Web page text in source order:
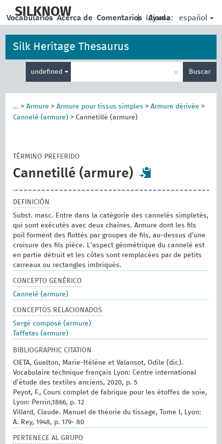
main
SILKNOW | Idioma: español
Vocabularios Acerca de Comentarios Ayuda
Silk Heritage Thesaurus
undefined × Buscar
... >Armure >Armure pour tissus simples >Armure dérivée >
Cannelé (armure) > Cannetillé (armure)
TÉRMINO PREFERIDO
Cannetillé (armure)
DEFINICIÓN
Subst. masc. Entre dans la catégorie des cannelés simpletés,
qui sont exécutés avec deux chaînes. Armure dont les fils
poil forment des flottés par groupes de fils, au-dessus d'une
croisure des fils pièce. L'aspect géométrique du cannelé est
en partie détruit et les côtes sont remplacées par de petits
carreaux ou rectangles imbriqués.
CONCEPTO GENÉRICO
Cannelé (armure)
CONCEPTOS RELACIONADOS
Sergé composé (armure)
Taffetas (armure)
BIBLIOGRAPHIC CITATION
CIETA, Guelton, Marie-Hélène et Valansot, Odile (dir.).
Vocabulaire technique français Lyon: Centre international
d’étude des textiles anciens, 2020, p. 5
Peyot, F., Cours complet de fabrique pour les étoffes de soie,
Lyon: Perrin,1866, p. 12
Villard, Claude. Manuel de théorie du tissage, Tome I, Lyon:
A. Rey, 1948, p. 179- 80
PERTENECE AL GRUPO